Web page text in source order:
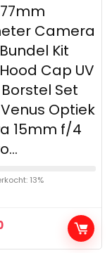
Camera
Kit
Cap UV
Set
Optiek
15mm f/4
13%